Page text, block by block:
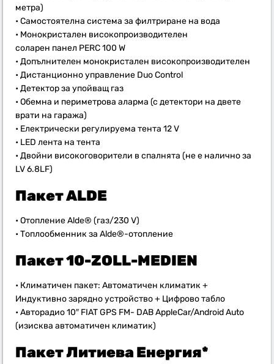
метра)
• Самостоятелна система за филтриране на вода
• Монокристален високопроизводителен
соларен панел PERC 100 W
• Допълнителен монокристален високопроизводителен
• Дистанционно управление Duo Control
• Детектор за упойващ газ
• Обемна и периметрова аларма (с детектори на двете
врати на гаража)
• Електрически регулируема тента 12 V
• LED лента на тента
• Двойни високоговорители в спалнята (не е налично за
LV 6.8LF)
Пакет ALDE
• Отопление Alde® (газ/230 V)
• Топлообменник за Alde®-отопление
Пакет 10-ZOLL-MEDIEN
• Климатичен пакет: Автоматичен климатик +
Индуктивно зарядно устройство + Цифрово табло
• Авторадио 10″ FIAT GPS FM- DAB AppleCar/Android Auto
(изисква автоматичен климатик)
Пакет Литиева Енергия*